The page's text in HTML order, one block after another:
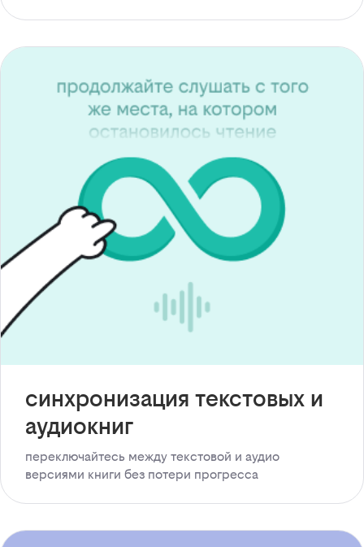
синхронизация текстовых и
аудиокниг
переключайтесь между текстовой и аудио
версиями книги без потери прогресса